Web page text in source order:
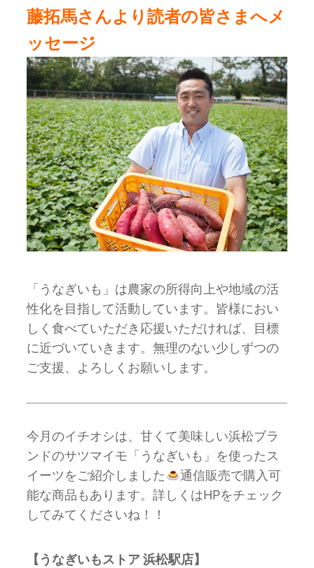
藤拓馬さんより読者の皆さまへメ
ッセージ
「うなぎいも」は農家の所得向上や地域の活
性化を目指して活動しています。皆様におい
しく食べていただき応援いただければ、目標
に近づいていきます。無理のない少しずつの
ご支援、よろしくお願いします。
今月のイチオシは、甘くて美味しい浜松ブラ
ンドのサツマイモ「うなぎいも」を使ったス
イーツをご紹介しました
通信販売で購入可
能な商品もあります。詳しくはHPをチェック
してみてくださいね！！
【うなぎいもストア 浜松駅店】